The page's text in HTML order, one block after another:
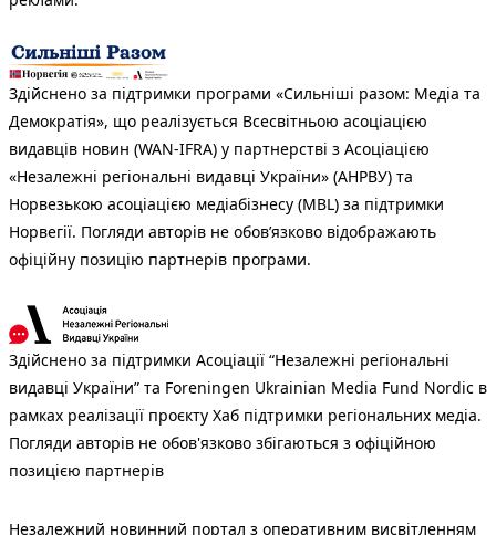
Здійснено за підтримки програми «Сильніші разом: Медіа та
Демократія», що реалізується Всесвітньою асоціацією
видавців новин (WAN-IFRA) у партнерстві з Асоціацією
«Незалежні регіональні видавці України» (АНРВУ) та
Норвезькою асоціацією медіабізнесу (MBL) за підтримки
Норвегії. Погляди авторів не обов’язково відображають
офіційну позицію партнерів програми.
Здійснено за підтримки Асоціації “Незалежні регіональні
видавці України” та Foreningen Ukrainian Media Fund Nordic в
рамках реалізації проєкту Хаб підтримки регіональних медіа.
Погляди авторів не обов'язково збігаються з офіційною
позицією партнерів
Незалежний новинний портал з оперативним висвітленням